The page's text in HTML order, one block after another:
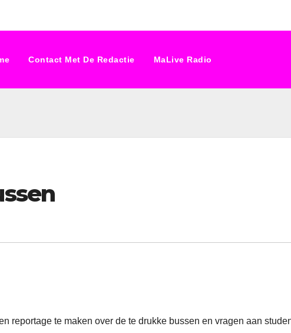
Contact Met De Redactie MaLive Radio
reportage te maken over de te drukke bussen en vragen aan